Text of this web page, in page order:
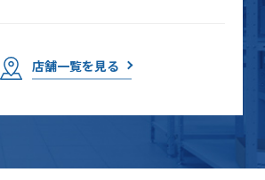
店舗一覧を見る